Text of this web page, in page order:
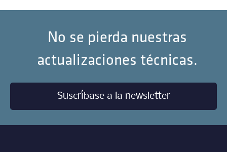
No se pierda nuestras
actualizaciones técnicas.
Suscríbase a la newsletter